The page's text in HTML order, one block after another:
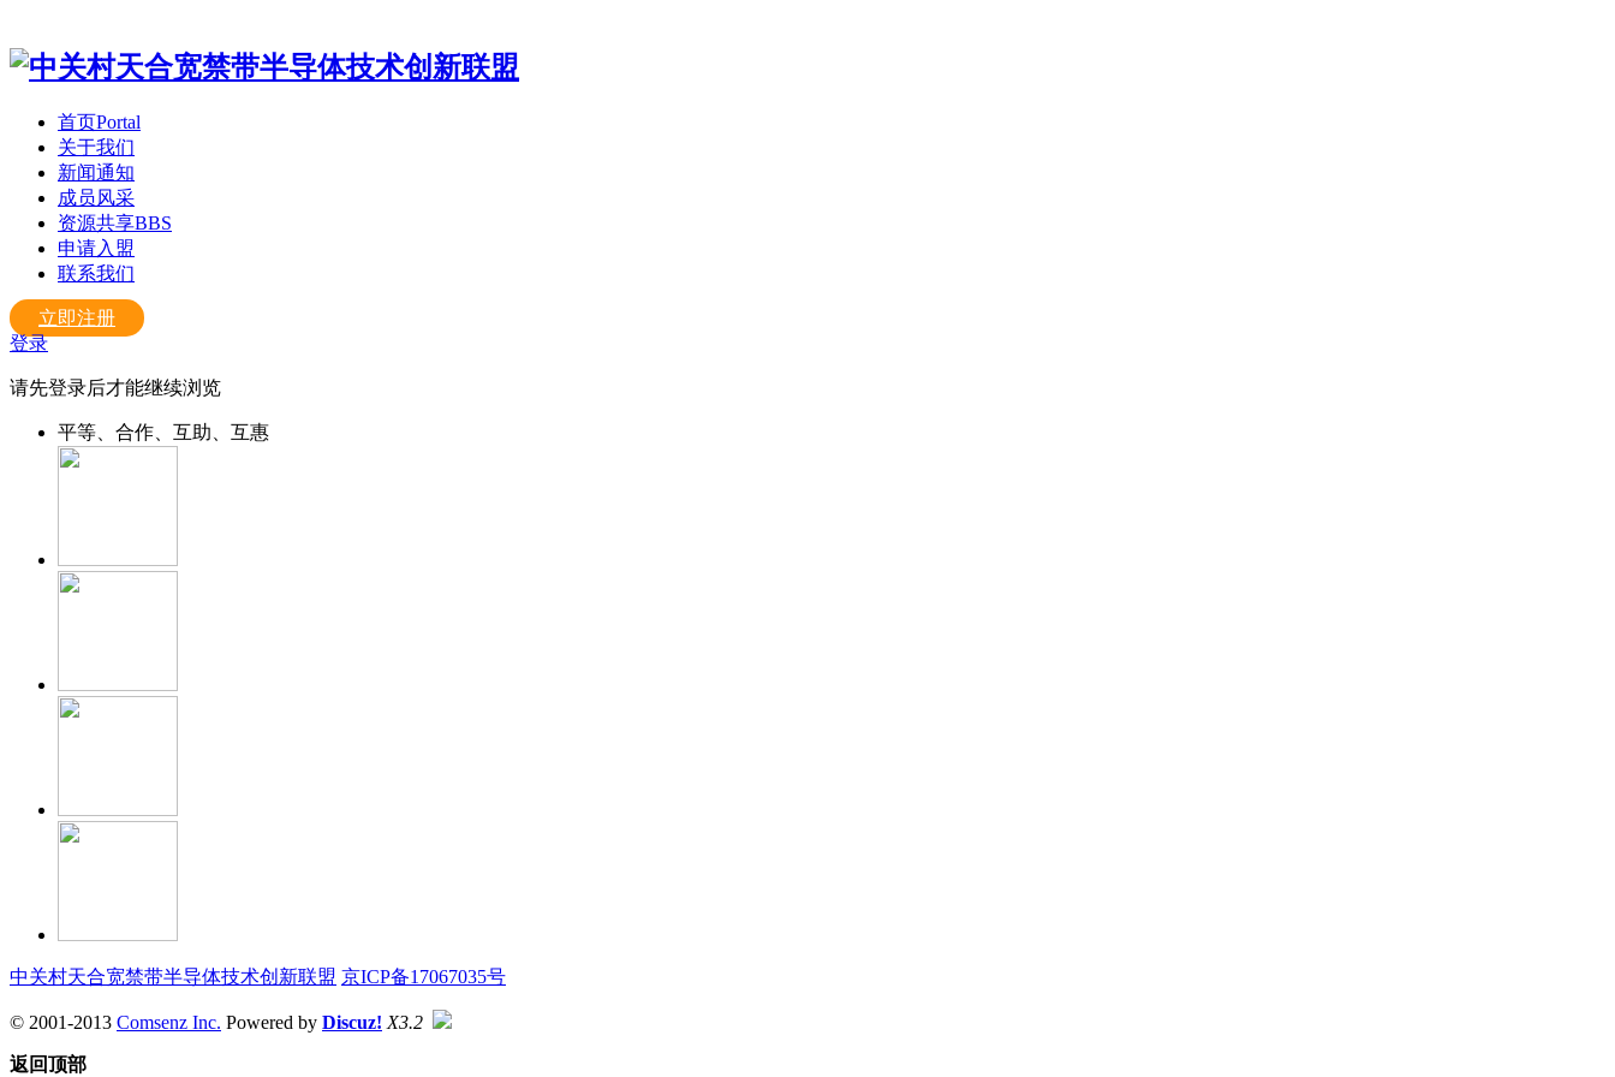
首页Portal
关于我们
新闻通知
成员风采
资源共享BBS
申请入盟
联系我们
立即注册
登录
请先登录后才能继续浏览
平等、合作、互助、互惠
中关村天合宽禁带半导体技术创新联盟 京ICP备17067035号
© 2001-2013 Comsenz Inc. Powered by Discuz! X3.2
返回顶部